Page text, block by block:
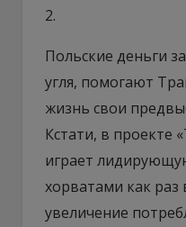
2.
Польские деньги
угля, помогают
жизнь свои
Кстати, в проекте
играет
хорватами как раз
увеличение